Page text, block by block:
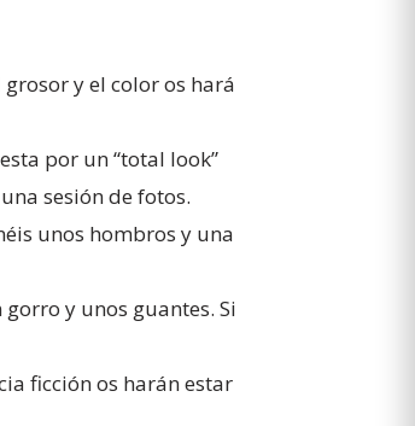
y el color os hará
por un “total look”
sesión de fotos.
unos hombros y una
y unos guantes. Si
ficción os harán estar